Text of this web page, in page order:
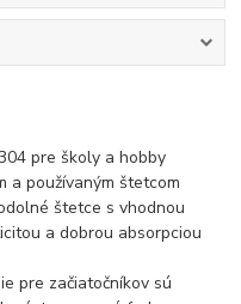
pre školy a hobby
a používaným štetcom
štetce s vhodnou
a dobrou absorpciou
pre začiatočníkov sú